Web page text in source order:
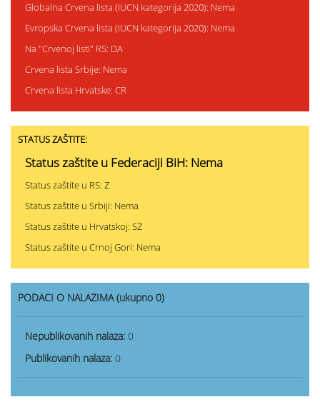
Globalna Crvena lista (IUCN kategorija 2020): Nema
Evropska Crvena lista (IUCN kategorija 2020): Nema
Na "Crvenoj listi" RS: DA
Crvena lista Srbije: Nema
Crvena lista Hrvatske: CR
STATUS ZAŠTITE:
Status zaštite u Federaciji BiH: Nema
Status zaštite u RS: Z
Status zaštite u Srbiji: Nema
Status zaštite u Hrvatskoj: SZ
Status zaštite u Crnoj Gori: Nema
PODACI O NALAZIMA (ukupno 0)
Nepublikovanih nalaza: 0
Publikovanih nalaza: 0